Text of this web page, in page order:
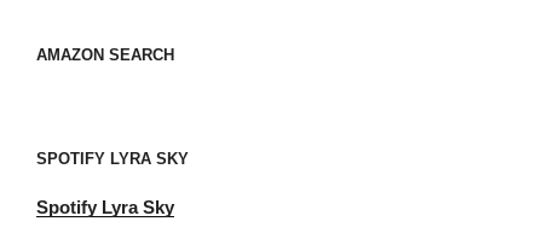
your
AMAZON SEARCH
SPOTIFY LYRA SKY
Spotify Lyra Sky